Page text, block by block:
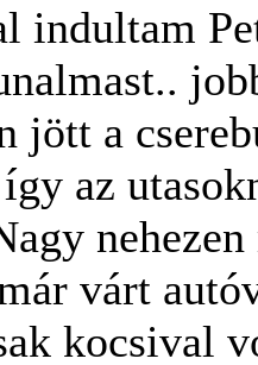
indultam
jött a
az
várt
kocsival